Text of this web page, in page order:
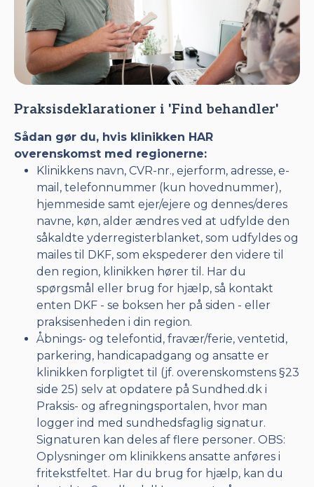
Praksisdeklarationer i 'Find behandler'
Sådan gør du, hvis klinikken HAR
overenskomst med regionerne:
Klinikkens navn, CVR-nr., ejerform, adresse, e-
mail, telefonnummer (kun hovednummer),
hjemmeside samt ejer/ejere og dennes/deres
navne, køn, alder ændres ved at udfylde den
såkaldte yderregisterblanket, som udfyldes og
mailes til DKF, som ekspederer den videre til
den region, klinikken hører til. Har du
spørgsmål eller brug for hjælp, så kontakt
enten DKF - se boksen her på siden - eller
praksisenheden i din region.
Åbnings- og telefontid, fravær/ferie, ventetid,
parkering, handicapadgang og ansatte er
klinikken forpligtet til (jf. overenskomstens §23
side 25) selv at opdatere på Sundhed.dk i
Praksis- og afregningsportalen, hvor man
logger ind med sundhedsfaglig signatur.
Signaturen kan deles af flere personer. OBS:
Oplysninger om klinikkens ansatte anføres i
fritekstfeltet. Har du brug for hjælp, kan du